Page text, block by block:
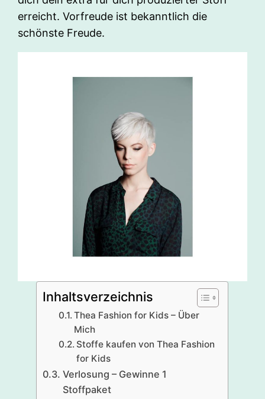
erreicht. Vorfreude ist bekanntlich die
schönste Freude.
Inhaltsverzeichnis
Thea Fashion for Kids – Über
Mich
Stoffe kaufen von Thea Fashion
for Kids
Verlosung – Gewinne 1
Stoffpaket